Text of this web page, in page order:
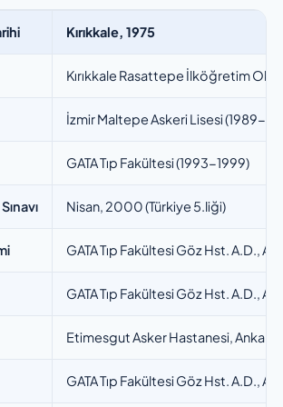
Kırıkkale, 1975
Kırıkkale Rasattepe İlköğretim
İzmir Maltepe Askeri Lisesi (1989-
GATA Tıp Fakültesi (1993-1999)
Nisan, 2000 (Türkiye 5.liği)
GATA Tıp Fakültesi Göz Hst. A.D.,
GATA Tıp Fakültesi Göz Hst. A.D.,
Etimesgut Asker Hastanesi, Ankara
GATA Tıp Fakültesi Göz Hst. A.D.,